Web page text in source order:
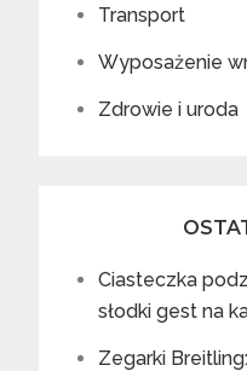
Transport
Wyposażenie
Zdrowie i uroda
Ciasteczka
słodki gest na
Zegarki